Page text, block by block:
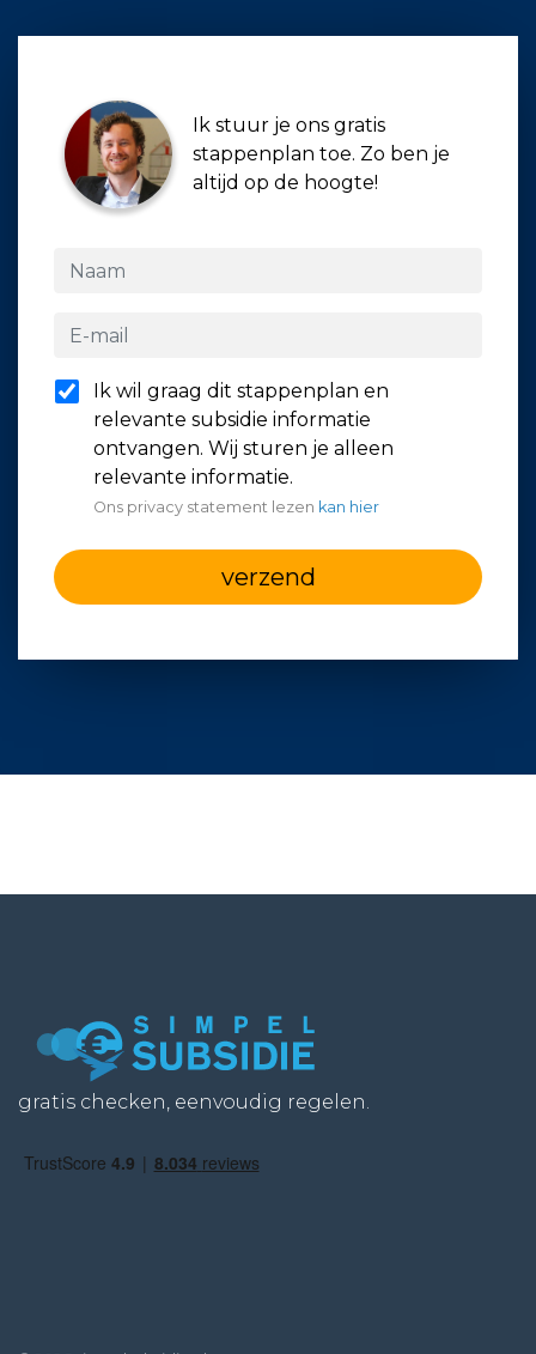
Ik stuur je ons gratis
stappenplan toe. Zo ben je
altijd op de hoogte!
Ik wil graag dit stappenplan en
relevante subsidie informatie
ontvangen. Wij sturen je alleen
relevante informatie.
Ons privacy statement lezen kan hier
verzend
gratis checken, eenvoudig regelen.